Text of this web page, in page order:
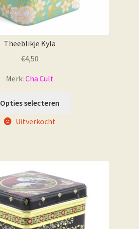
Theeblikje Kyla
€4,50
Merk: Cha Cult
Opties selecteren
Uitverkocht